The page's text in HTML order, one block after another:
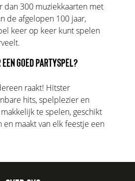
dan 300 muziekkaarten met
de afgelopen 100 jaar,
keer op keer kunt spelen
GOED PARTYSPEL?
raakt! Hitster
hits, spelplezier en
te spelen, geschikt
maakt van elk feestje een